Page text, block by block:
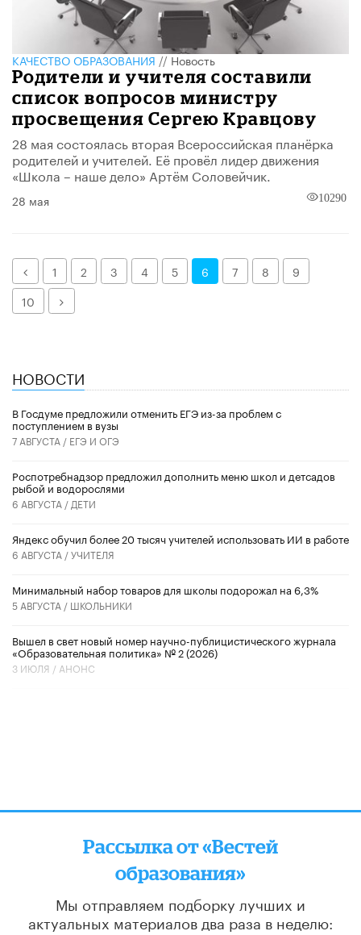
КАЧЕСТВО ОБРАЗОВАНИЯ//Новость
Родители и учителя составили
список вопросов министру
просвещения Сергею Кравцову
28 мая состоялась вторая Всероссийская планёрка
родителей и учителей. Её провёл лидер движения
«Школа – наше дело» Артём Соловейчик.
28 мая 10290
Назад1 2 3 4 5 6 7 8
9
10
Далее
НОВОСТИ
В Госдуме предложили отменить ЕГЭ из-за проблем с
поступлением в вузы
7 АВГУСТА / ЕГЭ И ОГЭ
Роспотребнадзор предложил дополнить меню школ и детсадов
рыбой и водорослями
6 АВГУСТА / ДЕТИ
​Яндекс обучил более 20 тысяч учителей использовать ИИ в работе
6 АВГУСТА /УЧИТЕЛЯ
Минимальный набор товаров для школы подорожал на 6,3%
5 АВГУСТА / ШКОЛЬНИКИ
Вышел в свет новый номер научно-публицистического журнала
«Образовательная политика» № 2 (2026)
3 ИЮЛЯ / АНОНС
Рассылка от «Вестей
образования»
Мы отправляем подборку лучших и
актуальных материалов два раза в неделю: